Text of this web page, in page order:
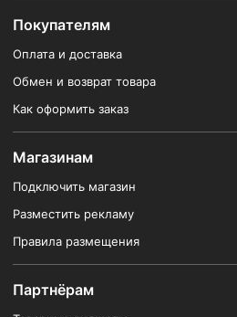
Покупателям
Оплата и доставка
Обмен и возврат товара
Как оформить заказ
Магазинам
Подключить магазин
Разместить рекламу
Правила размещения
Партнёрам